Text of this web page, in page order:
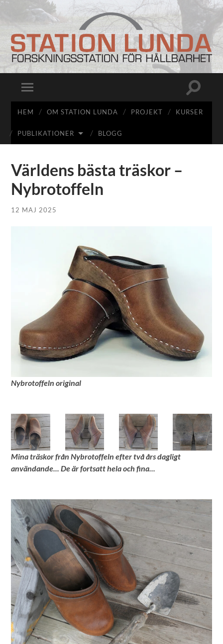
Station
Lunda
Slå
på/av
mobilmeny
Slå
HEM OM STATION LUNDA PROJEKT KURSER
PUBLIKATIONER BLOGG
Världens bästa träskor –
Nybrotoffeln
12 MAJ 2025
Nybrotoffeln original
Mina träskor från Nybrotoffeln efter två års dagligt
användande... De är fortsatt hela och fina...